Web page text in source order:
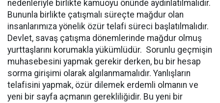
nedenleriyle birlikte kamuoyu önünde aydınlatılmalıdır.
Bununla birlikte çatışmalı süreçte mağdur olan
insanlarımıza yönelik özür telafi süreci başlatılmalıdır.
Devlet, savaş çatışma dönemlerinde mağdur olmuş
yurttaşlarını korumakla yükümlüdür. Sorunlu geçmişin
muhasebesini yapmak gerekir derken, bu bir hesap
sorma girişimi olarak algılanmamalıdır. Yanlışların
telafisini yapmak, özür dilemek erdemli olmanın ve
yeni bir sayfa açmanın gerekliliğidir. Bu yeni bir